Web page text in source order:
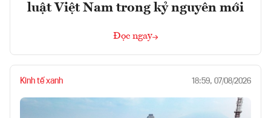
luật Việt Nam trong kỷ nguyên mới
Đọc ngay
Kinh tế xanh 18:59, 07/08/2026